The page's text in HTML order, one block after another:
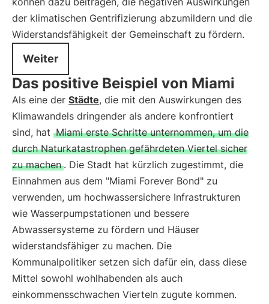
der klimatischen Gentrifizierung abzumildern und die
Widerstandsfähigkeit der Gemeinschaft zu fördern.
Weiter
Das positive Beispiel von Miami
Als eine der Städte, die mit den Auswirkungen des
Klimawandels dringender als andere konfrontiert
sind, hat Miami erste Schritte unternommen, um die
durch Naturkatastrophen gefährdeten Viertel sicher
zu machen . Die Stadt hat kürzlich zugestimmt, die
Einnahmen aus dem "Miami Forever Bond" zu
verwenden, um hochwassersichere Infrastrukturen
wie Wasserpumpstationen und bessere
Abwassersysteme zu fördern und Häuser
widerstandsfähiger zu machen. Die
Kommunalpolitiker setzen sich dafür ein, dass diese
Mittel sowohl wohlhabenden als auch
einkommensschwachen Vierteln zugute kommen.